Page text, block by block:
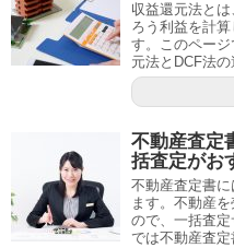
収益還元法と
ろう利益を計
す。このペー
元法とDCF法の
不動産査定
括査定がお
不動産査定書
ます。不動産
ので、一括査
では不動産査定